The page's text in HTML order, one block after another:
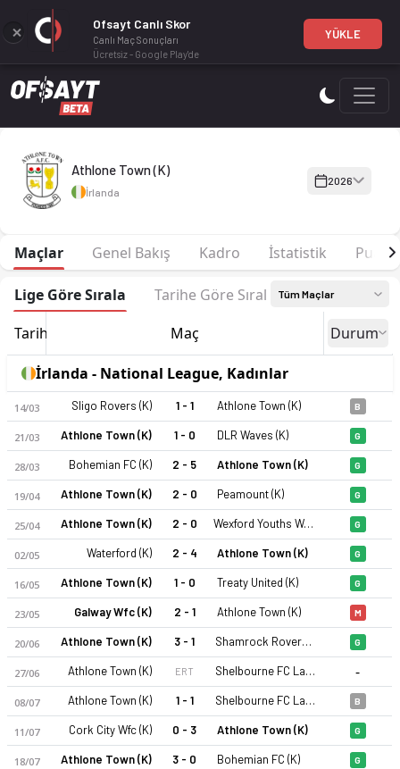
Athlone Town (K) 2026 sezonu | National League,
Athlone Town (K)
İrlanda
2026
Maçlar Genel Bakış Kadro İstatistik Puan
Lige Göre Sırala Tarihe Göre Sırala Tüm Maçlar
Tarih Maç Durum
İrlanda - National League, Kadınlar
14/03 Sligo Rovers (K) 1 - 1 Athlone Town (K) B
21/03 Athlone Town (K) 1 - 0 DLR Waves (K) G
28/03 Bohemian FC (K) 2 - 5 Athlone Town (K) G
19/04 Athlone Town (K) 2 - 0 Peamount (K) G
25/04 Athlone Town (K) 2 - 0 Wexford Youths Women AFC (K) G
02/05 Waterford (K) 2 - 4 Athlone Town (K) G
16/05 Athlone Town (K) 1 - 0 Treaty United (K) G
23/05 Galway Wfc (K) 2 - 1 Athlone Town (K) M
20/06 Athlone Town (K) 3 - 1 Shamrock Rovers FC (K) G
27/06 Athlone Town (K) ERT Shelbourne FC Ladies (K) -
08/07 Athlone Town (K) 1 - 1 Shelbourne FC Ladies (K) B
11/07 Cork City Wfc (K) 0 - 3 Athlone Town (K) G
18/07 Athlone Town (K) 3 - 0 Bohemian FC (K) G
Ofsayt Canlı Skor
Canlı Maç Sonuçları
Ücretsiz - Google Play'de
YÜKLE